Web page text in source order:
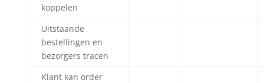
koppelen
Uitstaande
bestellingen en
bezorgers tracen
Klant kan order